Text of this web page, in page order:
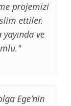
projemizi
ettiler.
ve
Ege'nin